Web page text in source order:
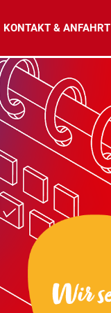
KONTAKT & ANFAHRT